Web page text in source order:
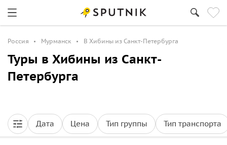
Россия Мурманск В Хибины из Санкт-Петербурга
Туры в Хибины из Санкт-
Петербурга
Дата Цена Тип группы Тип транспорта